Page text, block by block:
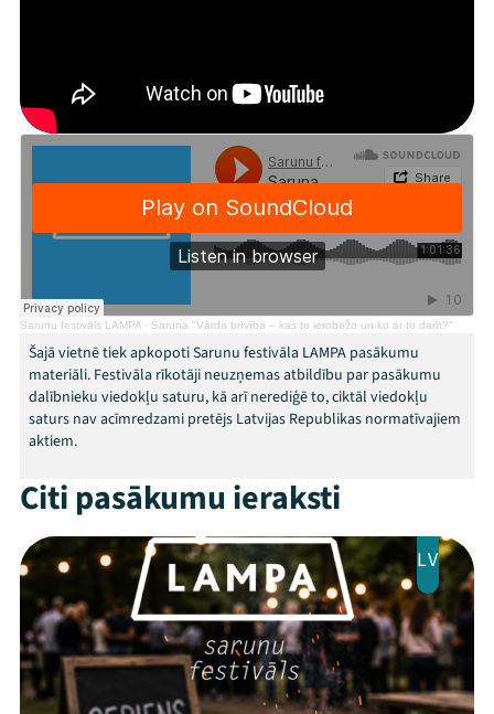
Programma
Arhīvs
Viņi bija LAMPĀ 2026
Jaunumi
Ziedo
Veikals
Kontakti
ThreadsFacebookYoutube
X Instagram
Flick TikTok
Sarunu festivāls LAMPA · Saruna "Vārda brīvība – kas to ierobežo un ko ar to darīt?"
Šajā vietnē tiek apkopoti Sarunu festivāla LAMPA pasākumu
materiāli. Festivāla rīkotāji neuzņemas atbildību par pasākumu
dalībnieku viedokļu saturu, kā arī nerediģē to, ciktāl viedokļu
saturs nav acīmredzami pretējs Latvijas Republikas normatīvajiem
aktiem.
Citi pasākumu ieraksti
LV